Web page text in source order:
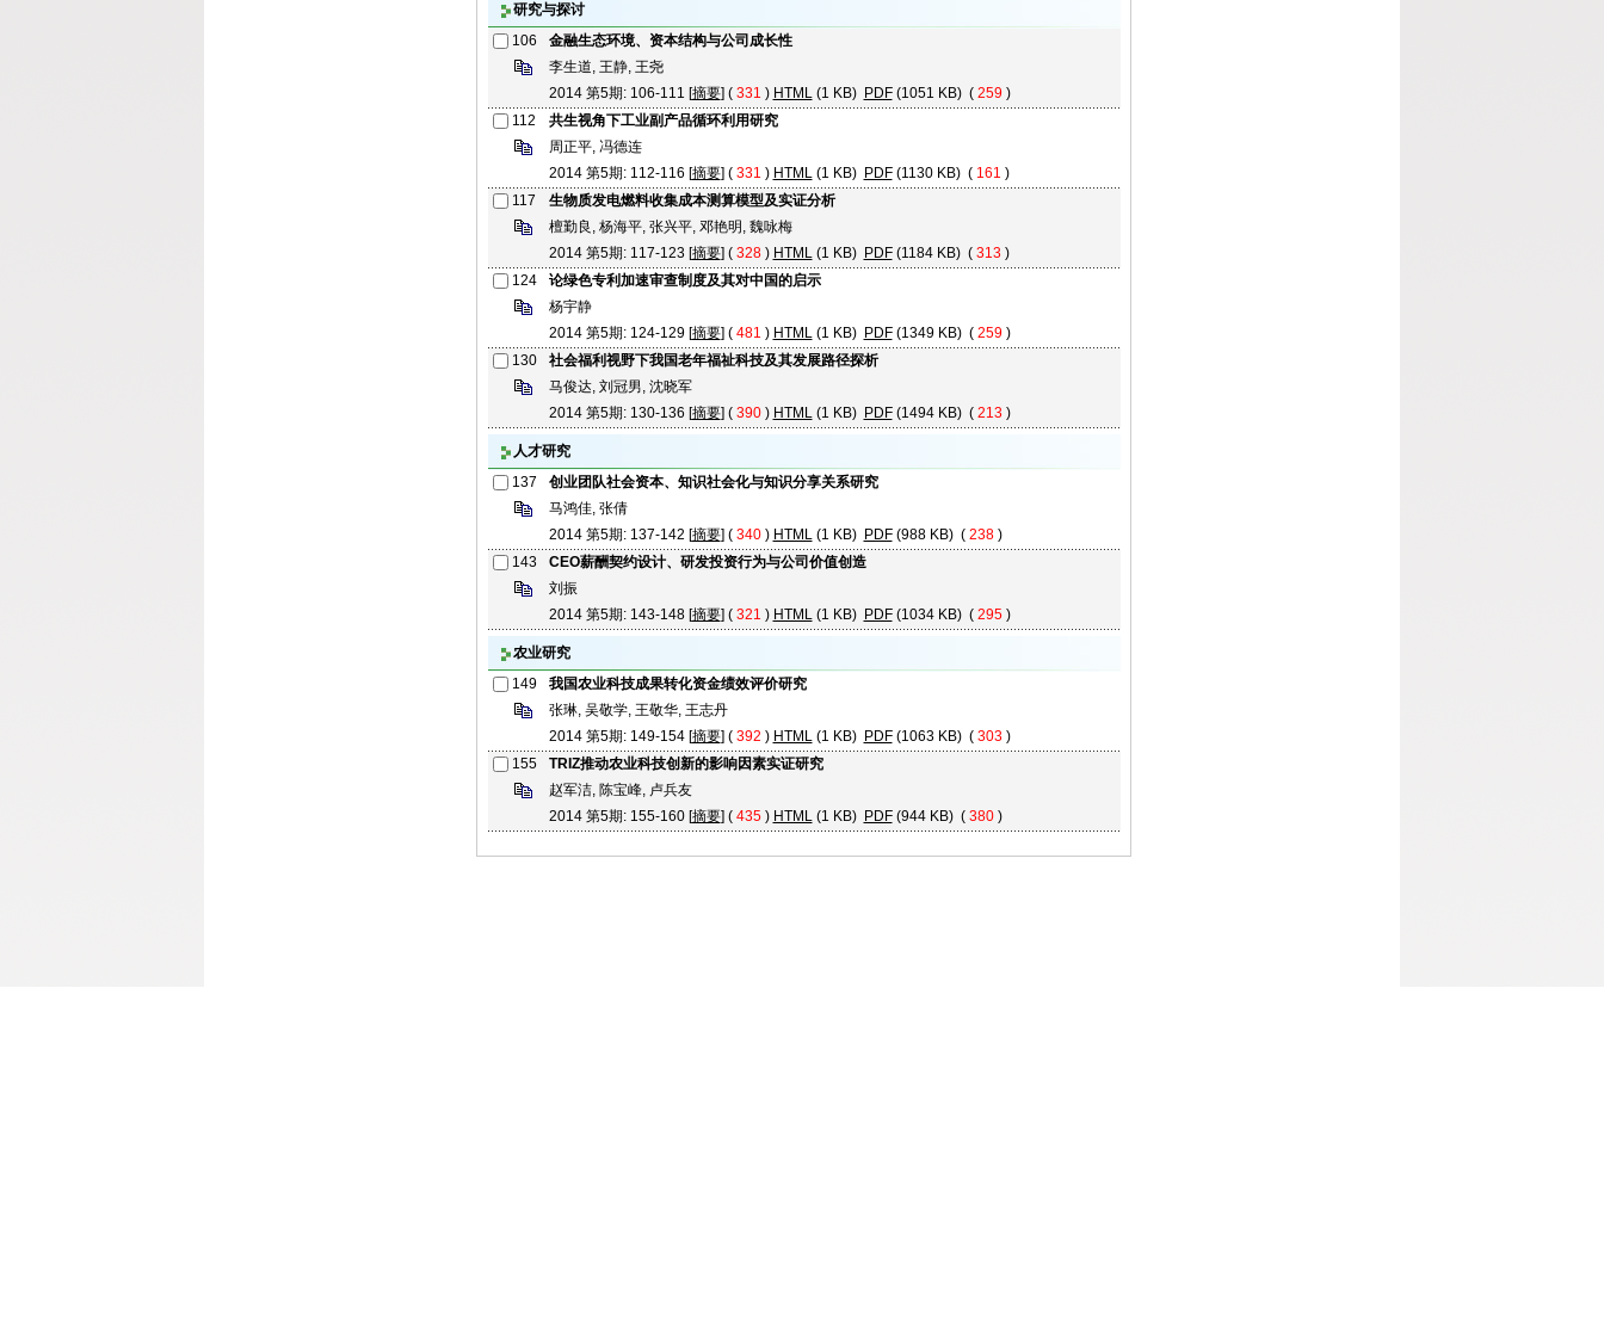
研究与探讨
106
金融生态环境、资本结构与公司成长性
李生道, 王静, 王尧
2014 第5期: 106-111 [摘要] (331 ) HTML(1 KB) PDF(1051 KB) ( 259 )
112
共生视角下工业副产品循环利用研究
周正平, 冯德连
2014 第5期: 112-116 [摘要] (331 ) HTML(1 KB) PDF(1130 KB) ( 161 )
117
生物质发电燃料收集成本测算模型及实证分析
檀勤良, 杨海平, 张兴平, 邓艳明, 魏咏梅
2014 第5期: 117-123 [摘要] (328) HTML(1 KB) PDF(1184 KB) ( 313 )
124
论绿色专利加速审查制度及其对中国的启示
杨宇静
2014 第5期: 124-129 [摘要] (481 ) HTML(1 KB) PDF(1349 KB) ( 259 )
130
社会福利视野下我国老年福祉科技及其发展路径探析
马俊达, 刘冠男, 沈晓军
2014 第5期: 130-136 [摘要] (390) HTML(1 KB) PDF(1494 KB) ( 213 )
人才研究
137
创业团队社会资本、知识社会化与知识分享关系研究
马鸿佳, 张倩
2014 第5期: 137-142 [摘要] (340) HTML(1 KB) PDF(988 KB) ( 238 )
143
CEO薪酬契约设计、研发投资行为与公司价值创造
刘振
2014 第5期: 143-148 [摘要] (321 ) HTML(1 KB) PDF(1034 KB) ( 295 )
农业研究
149
我国农业科技成果转化资金绩效评价研究
张琳, 吴敬学, 王敬华, 王志丹
2014 第5期: 149-154 [摘要] (392 ) HTML(1 KB) PDF(1063 KB) ( 303 )
155
TRIZ推动农业科技创新的影响因素实证研究
赵军洁, 陈宝峰, 卢兵友
2014 第5期: 155-160 [摘要] (435) HTML(1 KB) PDF(944 KB) ( 380 )